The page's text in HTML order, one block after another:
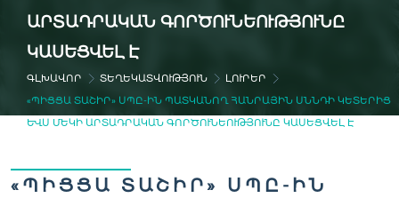
ԱՐՏԱԴՐԱԿԱՆ ԳՈՐԾՈՒՆԵՈՒԹՅՈՒՆԸ
ԿԱՍԵՑՎԵԼ Է
ԳԼԽԱՎՈՐ ՏԵՂԵԿԱՏՎՈՒԹՅՈՒՆ
ԼՈՒՐԵՐ
«ՊԻՑՑԱ ՏԱՇԻՐ» ՍՊԸ-ԻՆ ՊԱՏԿԱՆՈՂ ՀԱՆՐԱՅԻՆ ՍՆՆԴԻ ԿԵՏԵՐԻՑ
ԵՎՍ ՄԵԿԻ ԱՐՏԱԴՐԱԿԱՆ ԳՈՐԾՈՒՆԵՈՒԹՅՈՒՆԸ ԿԱՍԵՑՎԵԼ Է
«ՊԻՑՑԱ ՏԱՇԻՐ» ՍՊԸ-ԻՆ